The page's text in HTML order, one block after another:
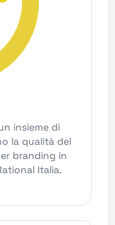
insieme di
la qualità del
branding in
Italia.